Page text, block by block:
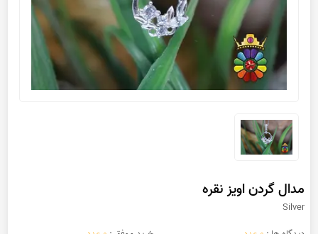
مدال گردن اویز نقره
Silver